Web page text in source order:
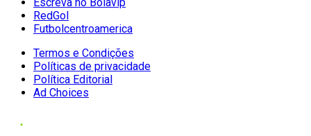
RedGol
Futbolcentroamerica
Termos e Condições
Políticas de privacidade
Política Editorial
Ad Choices